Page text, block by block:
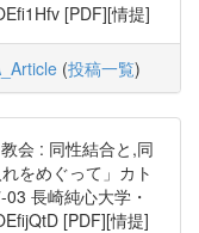
[PDF][情提]
(投稿一覧)
会 : 同性結合と,同
をめぐって」カト
長崎純心大学・
[PDF][情提]